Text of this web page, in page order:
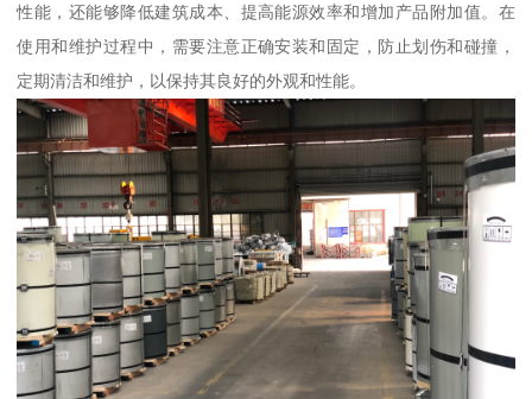
性能，还能够降低建筑成本、提高能源效率和增加产品附加值。在
使用和维护过程中，需要注意正确安装和固定，防止划伤和碰撞，
定期清洁和维护，以保持其良好的外观和性能。